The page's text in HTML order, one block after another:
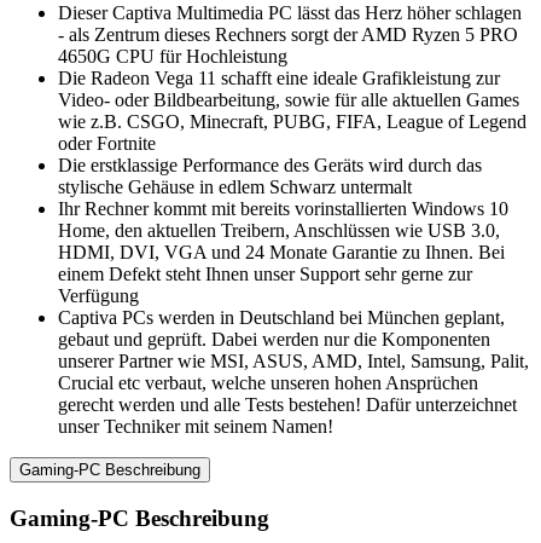
Dieser Captiva Multimedia PC lässt das Herz höher schlagen
- als Zentrum dieses Rechners sorgt der AMD Ryzen 5 PRO
4650G CPU für Hochleistung
Die Radeon Vega 11 schafft eine ideale Grafikleistung zur
Video- oder Bildbearbeitung, sowie für alle aktuellen Games
wie z.B. CSGO, Minecraft, PUBG, FIFA, League of Legend
oder Fortnite
Die erstklassige Performance des Geräts wird durch das
stylische Gehäuse in edlem Schwarz untermalt
Ihr Rechner kommt mit bereits vorinstallierten Windows 10
Home, den aktuellen Treibern, Anschlüssen wie USB 3.0,
HDMI, DVI, VGA und 24 Monate Garantie zu Ihnen. Bei
einem Defekt steht Ihnen unser Support sehr gerne zur
Verfügung
Captiva PCs werden in Deutschland bei München geplant,
gebaut und geprüft. Dabei werden nur die Komponenten
unserer Partner wie MSI, ASUS, AMD, Intel, Samsung, Palit,
Crucial etc verbaut, welche unseren hohen Ansprüchen
gerecht werden und alle Tests bestehen! Dafür unterzeichnet
unser Techniker mit seinem Namen!
Gaming-PC Beschreibung
Gaming-PC Beschreibung